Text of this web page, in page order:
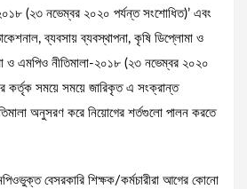
(২৩ নভেম্বর ২০২০ পর্যন্ত সংশোধিত)’ এবং
ব্যবসায় ব্যবস্থাপনা, কৃষি ডিপ্লোমা ও
ও এমপিও নীতিমালা-২০১৮ (২৩ নভেম্বর ২০২০
কর্তৃক সময়ে সময়ে জারিকৃত এ সংক্রান্ত
অনুসরণ করে নিয়োগের শর্তগুলো পালন করতে
বেসরকারি শিক্ষক/কর্মচারীরা আগের কোনো